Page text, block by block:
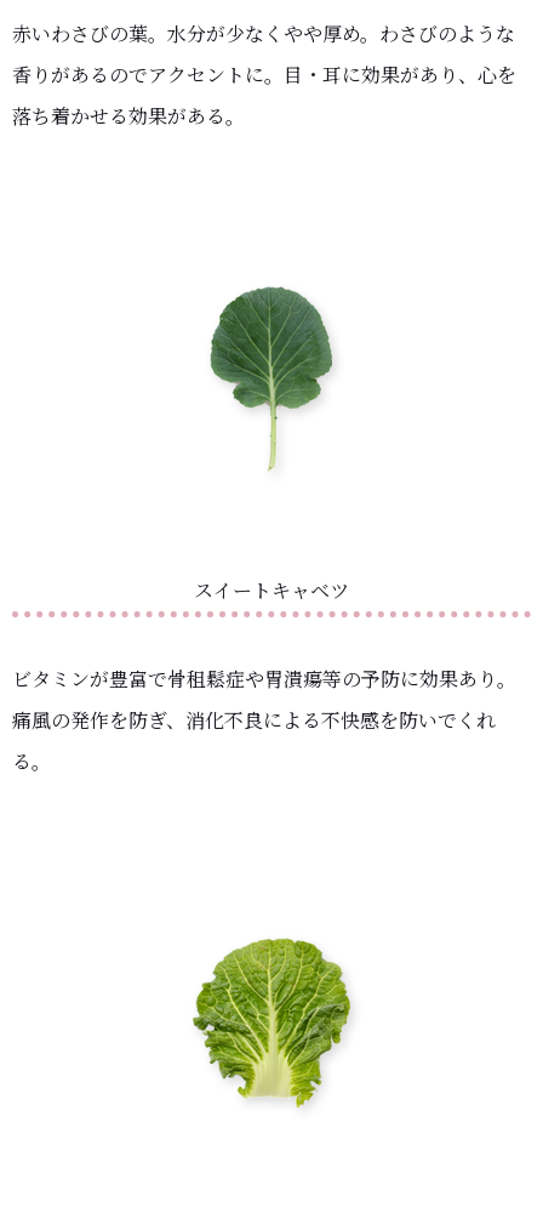
赤いわさびの葉。水分が少なくやや厚め。わさびのような
香りがあるのでアクセントに。目・耳に効果があり、心を
落ち着かせる効果がある。
スイートキャベツ
ビタミンが豊富で骨租鬆症や胃潰瘍等の予防に効果あり。
痛風の発作を防ぎ、消化不良による不快感を防いでくれ
る。